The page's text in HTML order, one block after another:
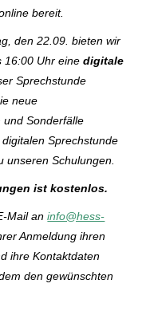
bereit.
den 22.09. bieten wir
16:00 Uhr einedigitale
Sprechstunde
neue
und Sonderfälle
Sprechstunde
unseren Schulungen.
ist kostenlos.
Mail aninfo@hess-
Anmeldung ihren
ihre Kontaktdaten
den gewünschten